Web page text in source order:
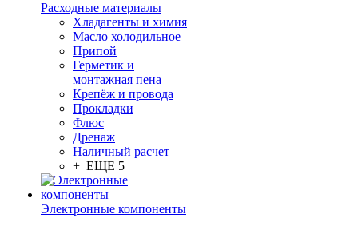
Расходные материалы
Хладагенты и химия
Масло холодильное
Припой
Герметик и
монтажная пена
Крепёж и провода
Прокладки
Флюс
Дренаж
Наличный расчет
+ ЕЩЕ 5
Электронные компоненты